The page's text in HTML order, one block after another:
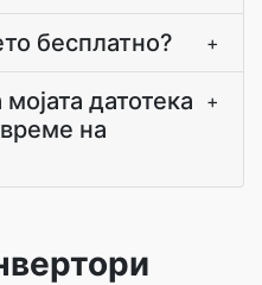
бесплатно? +
датотека
на
+